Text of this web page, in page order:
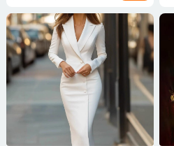
vârstă